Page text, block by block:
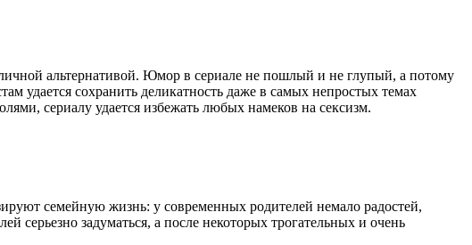
альтернативой. Юмор в сериале не пошлый и не глупый, а потому
удается сохранить деликатность даже в самых непростых темах
сериалу удается избежать любых намеков на сексизм.
семейную жизнь: у современных родителей немало радостей,
серьезно задуматься, а после некоторых трогательных и очень